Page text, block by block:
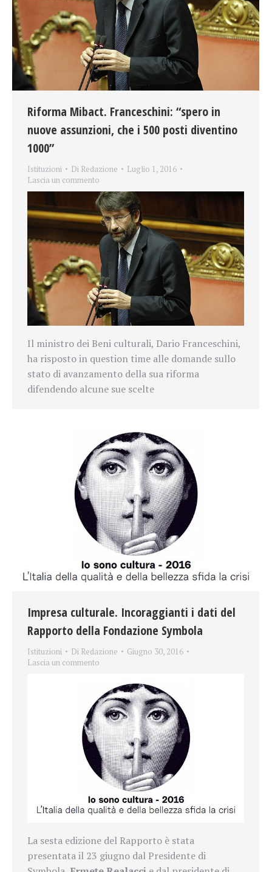
Riforma Mibact. Franceschini: “spero in
nuove assunzioni, che i 500 posti diventino
1000”
Istituzioni Di Redazione
Luglio 1, 2016
Lascia un commento
Il ministro dei Beni culturali, Dario Franceschini,
ha risposto in question time alle domande sullo
stato di avanzamento della sua riforma
difendendo alcune sue scelte
Impresa culturale. Incoraggianti i dati del
Rapporto della Fondazione Symbola
Istituzioni Di Redazione
Giugno 30, 2016
Lascia un commento
La sesta edizione del Rapporto è stata
presentata il 23 giugno dal Presidente di